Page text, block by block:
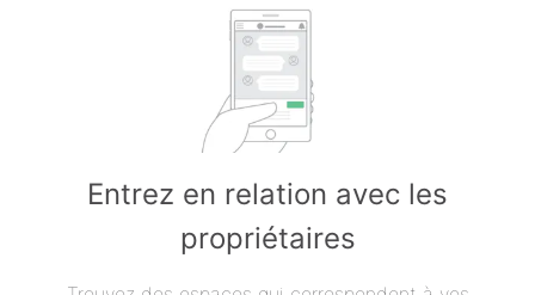
Entrez en relation avec les
propriétaires